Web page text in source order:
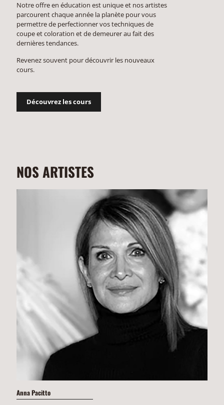
Notre offre en éducation est unique et nos artistes
parcourent chaque année la planète pour vous
permettre de perfectionner vos techniques de
coupe et coloration et de demeurer au fait des
dernières tendances.
Revenez souvent pour découvrir les nouveaux
cours.
Découvrez les cours
NOS ARTISTES
Anna Pacitto